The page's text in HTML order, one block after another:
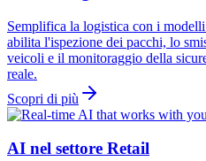
Semplifica la logistica con i
abilita l'ispezione dei pacchi, lo
veicoli e il monitoraggio della
reale.
Scopri di più
AI nel settore Retail